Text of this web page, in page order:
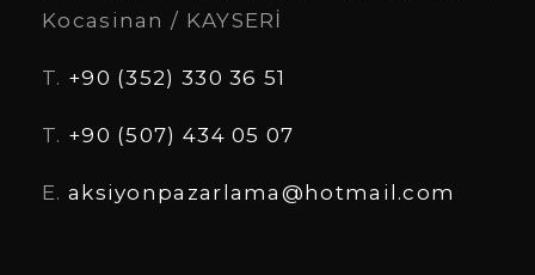
Kocasinan / KAYSERİ
T. +90 (352) 330 36 51
T. +90 (507) 434 05 07
E. aksiyonpazarlama@hotmail.com